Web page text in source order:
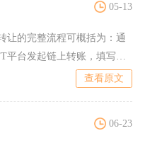
05-13
让的完整流程可概括为：通
平台发起链上转账，填写接
查看原文
06-23